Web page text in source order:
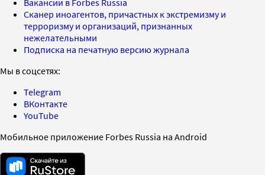
Сканер иноагентов, причастных к экстремизму и
терроризму и организаций, признанных
нежелательными
Подписка на печатную версию журнала
Мы в соцсетях:
Telegram
ВКонтакте
YouTube
Мобильное приложение Forbes Russia на Android